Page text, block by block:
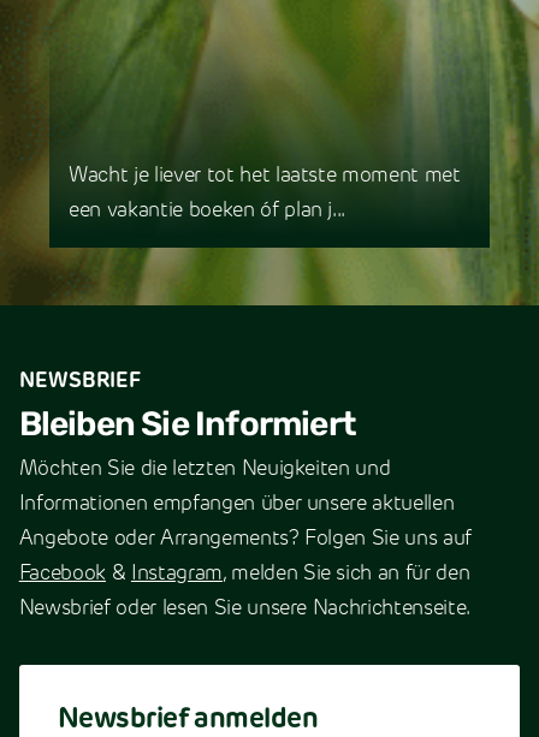
Wacht je liever tot het laatste moment met
een vakantie boeken óf plan j...
NEWSBRIEF
Bleiben Sie Informiert
Möchten Sie die letzten Neuigkeiten und
Informationen empfangen über unsere aktuellen
Angebote oder Arrangements? Folgen Sie uns auf
Facebook & Instagram, melden Sie sich an für den
Newsbrief oder lesen Sie unsere Nachrichtenseite.
Newsbrief anmelden